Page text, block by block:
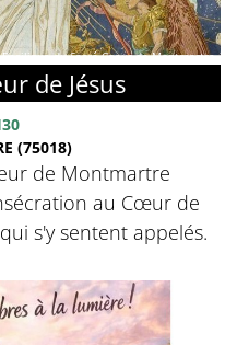
du Sacré-Coeur de Montmartre
de Jésus
(75018)
de Montmartre
au Cœur de
s'y sentent appelés.